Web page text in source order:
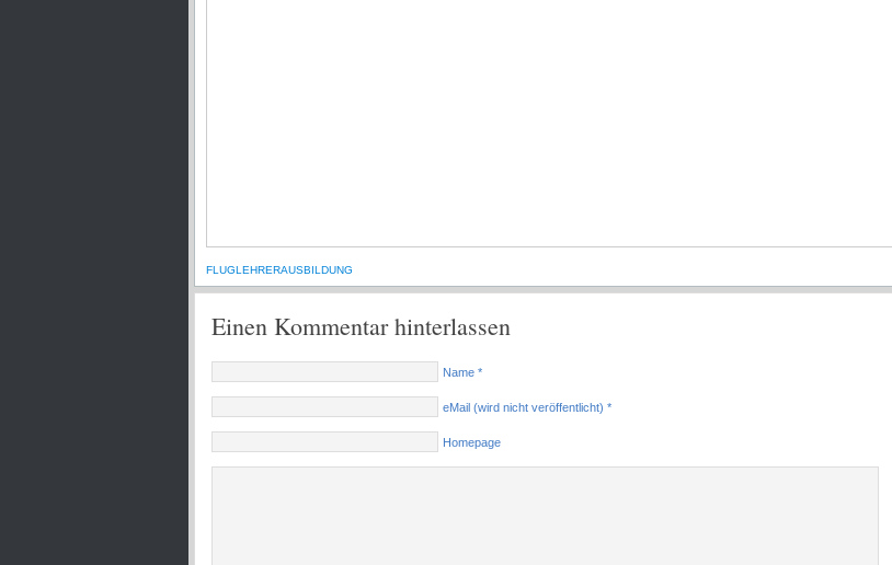
FLUGLEHRERAUSBILDUNG
Einen Kommentar hinterlassen
Name *
eMail (wird nicht veröffentlicht) *
Homepage